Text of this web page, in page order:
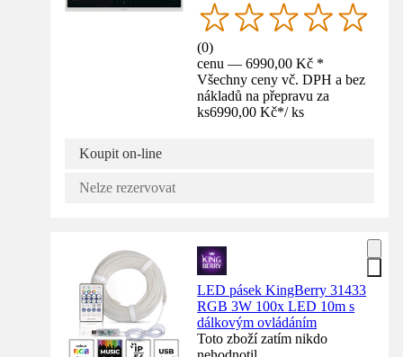
(0)
cenu — 6990,00 Kč *
Všechny ceny vč. DPH a bez
nákladů na přepravu za
ks6990,00 Kč*/ ks
Koupit on-line
Nelze rezervovat
LED pásek KingBerry 31433
RGB 3W 100x LED 10m s
dálkovým ovládáním
Toto zboží zatím nikdo